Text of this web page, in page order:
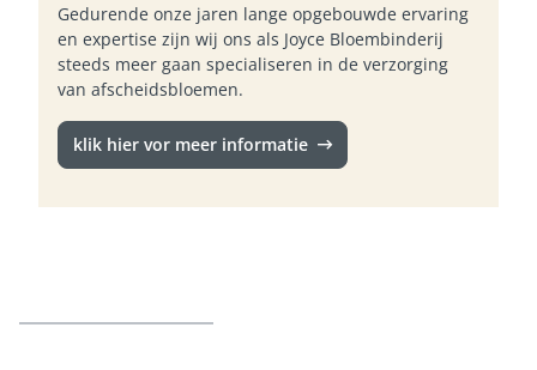
Gedurende onze jaren lange opgebouwde ervaring
en expertise zijn wij ons als Joyce Bloembinderij
steeds meer gaan specialiseren in de verzorging
van afscheidsbloemen.
klik hier vor meer informatie